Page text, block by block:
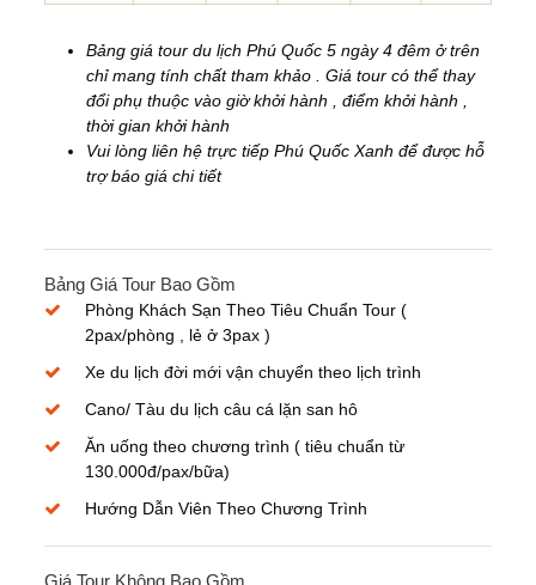
Bảng giá tour du lịch Phú Quốc 5 ngày 4 đêm ở trên
chỉ mang tính chất tham khảo . Giá tour có thể thay
đổi phụ thuộc vào giờ khởi hành , điểm khởi hành ,
thời gian khởi hành
Vui lòng liên hệ trực tiếp Phú Quốc Xanh để được hỗ
trợ báo giá chi tiết
Bảng Giá Tour Bao Gồm
Phòng Khách Sạn Theo Tiêu Chuẩn Tour (
2pax/phòng , lẻ ở 3pax )
Xe du lịch đời mới vận chuyển theo lịch trình
Cano/ Tàu du lịch câu cá lặn san hô
Ăn uống theo chương trình ( tiêu chuẩn từ
130.000đ/pax/bữa)
Hướng Dẫn Viên Theo Chương Trình
Giá Tour Không Bao Gồm